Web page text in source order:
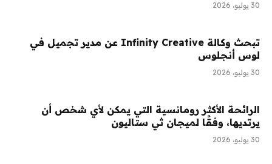
30 يوليو، 2026
تبحث وكالة Infinity Creative عن مدير تجميل في
لوس أنجلوس
30 يوليو، 2026
الرائحة الأكثر رومانسية التي يمكن لأي شخص أن
يرتديها، وفقًا لميجان ثي ستاليون
30 يوليو، 2026